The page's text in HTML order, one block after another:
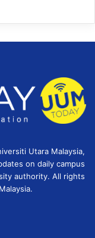
Utara Malaysia,
on daily campus
authority. All rights